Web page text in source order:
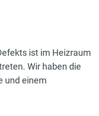
ist im Heizraum
Wir haben die
und einem